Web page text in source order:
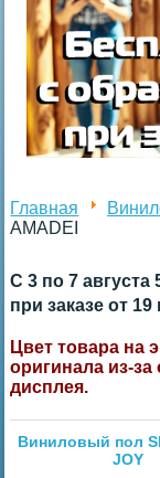
Главная
AMADEI
С 3 по 7 августа
при заказе от 19
Цвет товара на
оригинала из-
дисплея.
Виниловый пол
JOY